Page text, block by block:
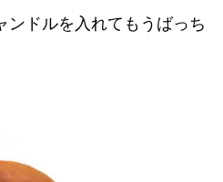
ンドルを入れてもうばっち